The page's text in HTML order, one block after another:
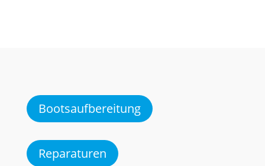
Bootsaufbereitung
Reparaturen